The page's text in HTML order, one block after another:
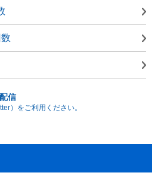
信
）をご利用ください。